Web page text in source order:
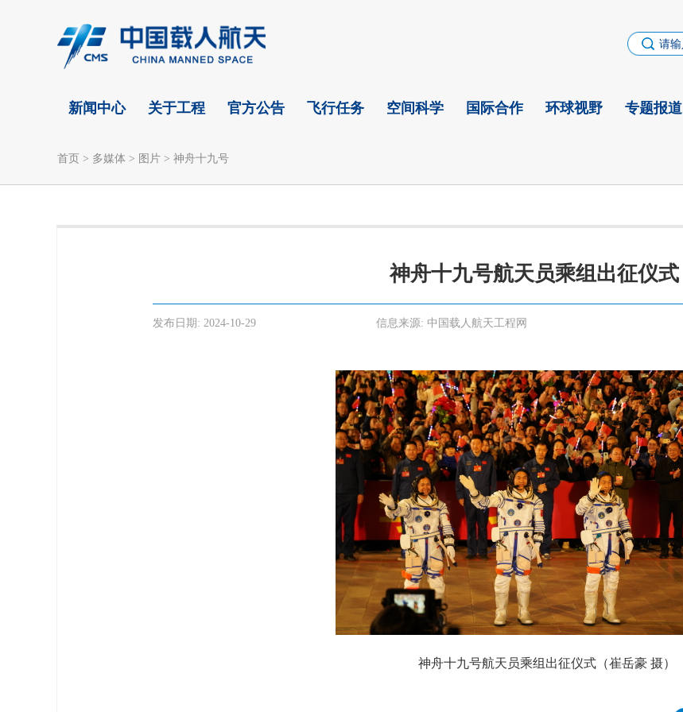
新闻中心 关于工程 官方公告 飞行任务 空间科学 国际合作 环球视野 专题报道
首页 > 多媒体 > 图片 > 神舟十九号
神舟十九号航天员乘组出征仪式
发布日期: 2024-10-29 信息来源: 中国载人航天工程网
神舟十九号航天员乘组出征仪式（崔岳豪 摄）